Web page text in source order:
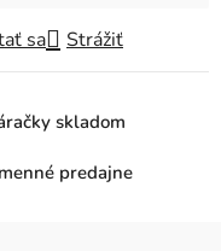
sa Strážiť
skladom
predajne